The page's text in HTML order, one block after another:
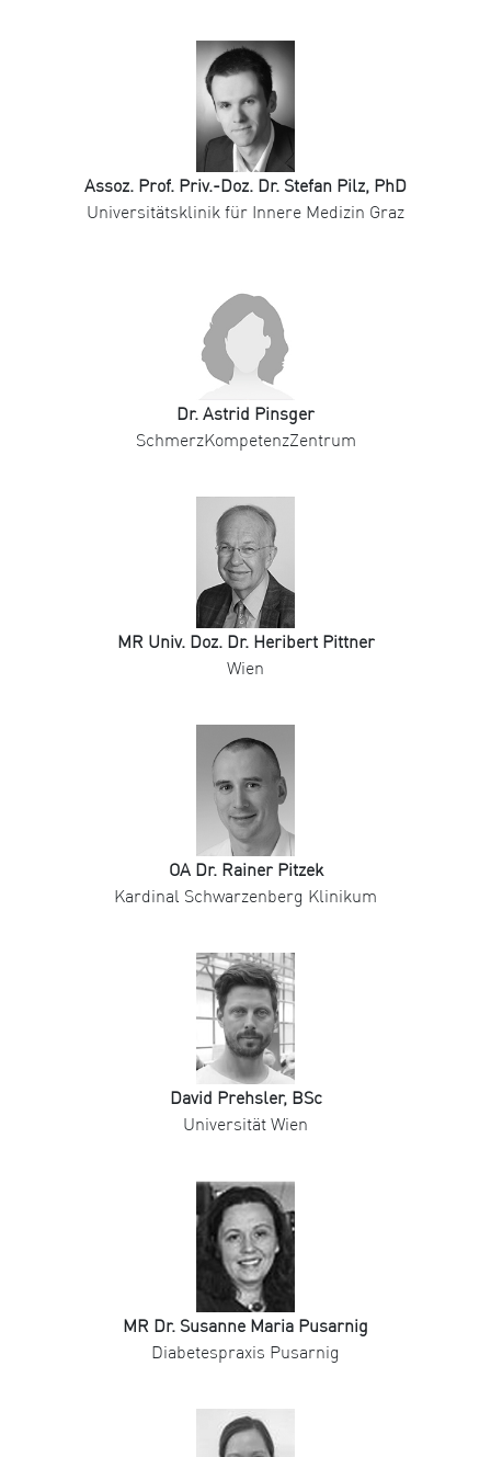
Assoz. Prof. Priv.-Doz. Dr. Stefan Pilz, PhD
Universitätsklinik für Innere Medizin Graz
Dr. Astrid Pinsger
SchmerzKompetenzZentrum
MR Univ. Doz. Dr. Heribert Pittner
Wien
OA Dr. Rainer Pitzek
Kardinal Schwarzenberg Klinikum
David Prehsler, BSc
Universität Wien
MR Dr. Susanne Maria Pusarnig
Diabetespraxis Pusarnig